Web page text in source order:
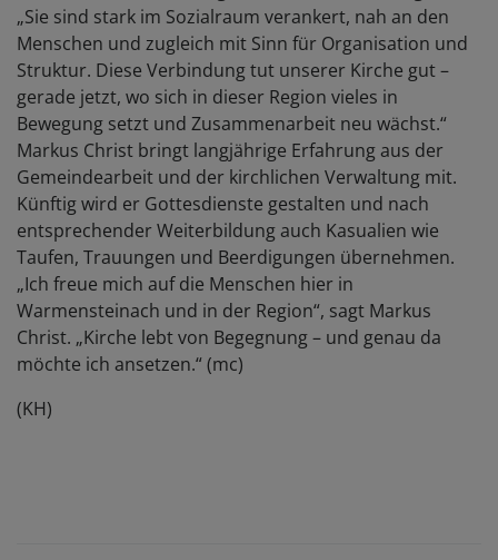
„Sie sind stark im Sozialraum verankert, nah an den
Menschen und zugleich mit Sinn für Organisation und
Struktur. Diese Verbindung tut unserer Kirche gut –
gerade jetzt, wo sich in dieser Region vieles in
Bewegung setzt und Zusammenarbeit neu wächst.“
Markus Christ bringt langjährige Erfahrung aus der
Gemeindearbeit und der kirchlichen Verwaltung mit.
Künftig wird er Gottesdienste gestalten und nach
entsprechender Weiterbildung auch Kasualien wie
Taufen, Trauungen und Beerdigungen übernehmen.
„Ich freue mich auf die Menschen hier in
Warmensteinach und in der Region“, sagt Markus
Christ. „Kirche lebt von Begegnung – und genau da
möchte ich ansetzen.“ (mc)
(KH)